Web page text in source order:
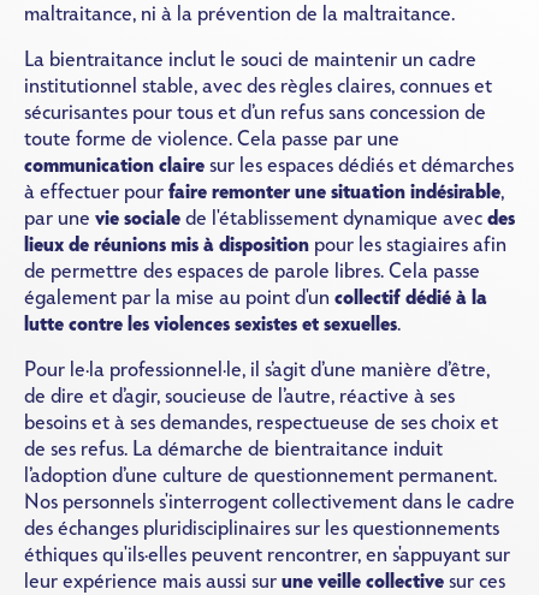
maltraitance, ni à la prévention de la maltraitance.
La bientraitance inclut le souci de maintenir un cadre
institutionnel stable, avec des règles claires, connues et
sécurisantes pour tous et d’un refus sans concession de
toute forme de violence. Cela passe par une
communication claire sur les espaces dédiés et démarches
à effectuer pour faire remonter une situation indésirable,
par une vie sociale de l'établissement dynamique avec des
lieux de réunions mis à disposition pour les stagiaires afin
de permettre des espaces de parole libres. Cela passe
également par la mise au point d'un collectif dédié à la
lutte contre les violences sexistes et sexuelles.
Pour le·la professionnel·le, il s’agit d’une manière d’être,
de dire et d’agir, soucieuse de l’autre, réactive à ses
besoins et à ses demandes, respectueuse de ses choix et
de ses refus. La démarche de bientraitance induit
l’adoption d’une culture de questionnement permanent.
Nos personnels s'interrogent collectivement dans le cadre
des échanges pluridisciplinaires sur les questionnements
éthiques qu'ils·elles peuvent rencontrer, en s'appuyant sur
leur expérience mais aussi sur une veille collective sur ces